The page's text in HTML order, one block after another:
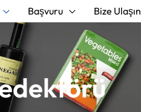
Başvuru Bize Ulaşın